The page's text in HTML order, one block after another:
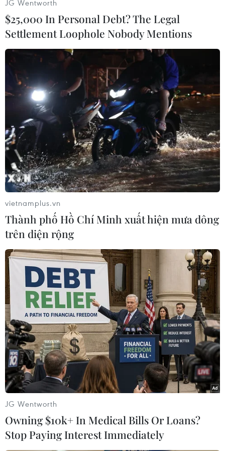
thoại và tham vấn, cũng như nỗ lực làm dịu tình
hình, đảm bảo hòa bình tại khu vực biên giới./.
(Vietnam+)
#Ngoại trưởng
#Vương Nghị
#Subrahmanyam Jaishankar
#Điện Kremlin
Ấn Độ Trung Quốc
Theo dõi VietnamPlus
TIN LIÊN QUAN
JG Wentworth
$25,000 In Personal Debt? The Legal
Settlement Loophole Nobody Mentions
vietnamplus.vn
Thành phố Hồ Chí Minh xuất hiện mưa dông
trên diện rộng
JG Wentworth
Owning $10k+ In Medical Bills Or Loans?
Stop Paying Interest Immediately